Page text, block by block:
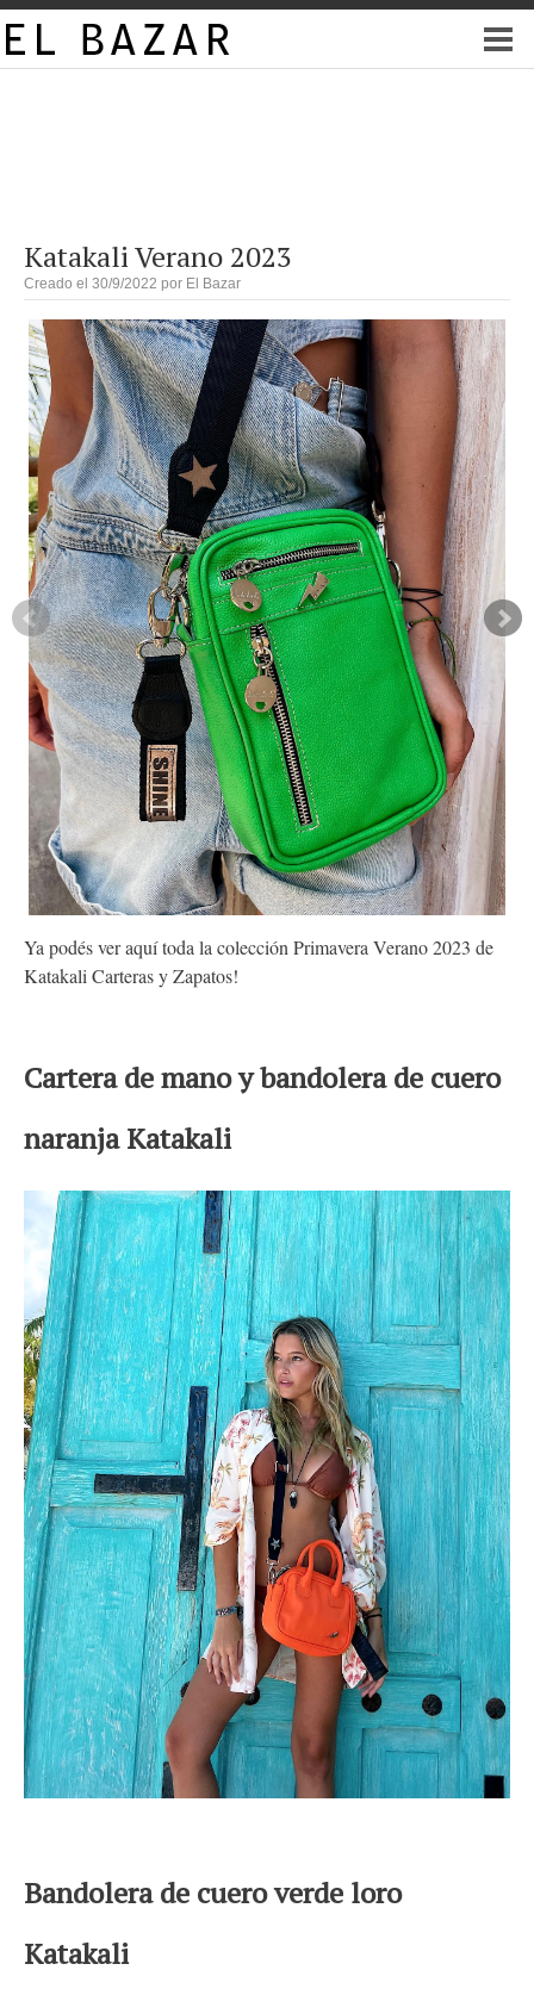
Katakali Verano 2023
Creado el 30/9/2022 por El Bazar
Ya podés ver aquí toda la colección Primavera Verano 2023 de
Katakali Carteras y Zapatos!
Cartera de mano y bandolera de cuero
naranja Katakali
Bandolera de cuero verde loro
Katakali